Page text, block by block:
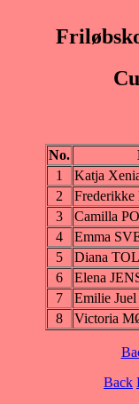
No.
1
Katja
2
3
Camilla
4
Emma
5
Diana
6
Elena
7
Emilie
8
Victoria
Back